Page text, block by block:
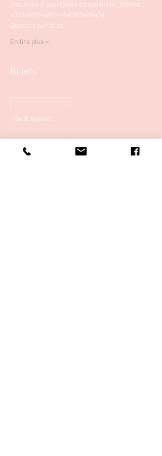
processo di guarigione ed equilibrio._8df6fbcc-
43d3-3d99-a511- 2eb009ed8a2d_
Questo è per te se:
En lire plus >
Billets
Tipo di biglietto
Prezzo